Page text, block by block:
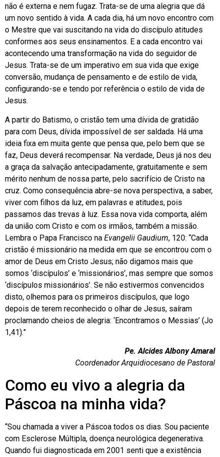
não é externa e nem fugaz. Trata-se de uma alegria que dá
um novo sentido à vida. A cada dia, há um novo encontro com
o Mestre que vai suscitando na vida do discípulo atitudes
conformes aos seus ensinamentos. E a cada encontro vai
acontecendo uma transformação na vida do seguidor de
Jesus. Trata-se de um imperativo em sua vida que exige
conversão, mudança de pensamento e de estilo de vida,
configurando-se e tendo por referência o estilo de vida de
Jesus.
A partir do Batismo, o cristão tem uma dívida de gratidão
para com Deus, dívida impossível de ser saldada. Há uma
ideia fixa em muita gente que pensa que, pelo bem que se
faz, Deus deverá recompensar. Na verdade, Deus já nos deu
a graça da salvação antecipadamente, gratuitamente e sem
mérito nenhum de nossa parte, pelo sacrifício de Cristo na
cruz. Como consequência abre-se nova perspectiva, a saber,
viver com filhos da luz, em palavras e atitudes, pois
passamos das trevas à luz. Essa nova vida comporta, além
da união com Cristo e com os irmãos, também a missão.
Lembra o Papa Francisco na Evangelii Gaudium, 120: “Cada
cristão é missionário na medida em que se encontrou com o
amor de Deus em Cristo Jesus; não digamos mais que
somos ‘discípulos’ e ‘missionários’, mas sempre que somos
‘discípulos missionários’. Se não estivermos convencidos
disto, olhemos para os primeiros discípulos, que logo
depois de terem reconhecido o olhar de Jesus, saíram
proclamando cheios de alegria: ‘Encontramos o Messias’ (Jo
1,41).”
Pe. Alcides Albony Amaral
Coordenador Arquidiocesano de Pastoral
Como eu vivo a alegria da
Páscoa na minha vida?
“Sou chamada a viver a Páscoa todos os dias. Sou paciente
com Esclerose Múltipla, doença neurológica degenerativa.
Quando fui diagnosticada em 2001 senti que a existência